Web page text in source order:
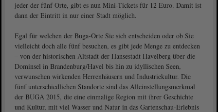
jeder der fünf Orte, gibt es nun Mini-Tickets für 12 Euro. Damit ist
dann der Eintritt in nur einer Stadt möglich.
Egal für welchen der Buga-Orte Sie sich entscheiden oder ob Sie
vielleicht doch alle fünf besuchen, es gibt jede Menge zu entdecken
– von der historischen Altstadt der Hansestadt Havelberg über die
Dominsel in Brandenburg/Havel bis hin zu idyllischen Seen,
verwunschen wirkenden Herrenhäusern und Industriekultur. Die
fünf unterschiedlichen Standorte sind das Alleinstellungsmerkmal
der BUGA 2015, die eine einmalige Region mit ihrer Geschichte
und Kultur, mit viel Wasser und Natur in das Gartenschau-Erlebnis